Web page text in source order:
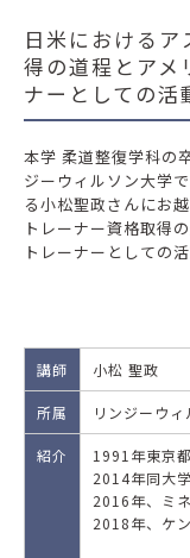
日米における
得の道程とアメ
ナーとしての活
本学 柔道整復学科の
ジーウィルソン大学
る小松聖政さんにお
トレーナー資格取得
トレーナーとしての
講師 小松 聖政
所属 リンジーウ
紹介
1991年東京
2014年同大学
2016年、ミ
2018年、ケ